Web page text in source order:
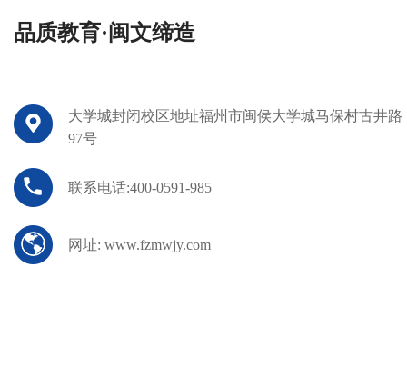
品质教育·闽文缔造
大学城封闭校区地址福州市闽侯大学城马保村古井路
97号
联系电话:400-0591-985
网址: www.fzmwjy.com